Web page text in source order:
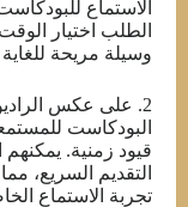
الاستماع
الطلب اختيار
وسيلة مريحة
2. على عكس
البودكاست
قيود زمنية. يمكنهم
التقديم السريع،
تجربة الاستماع